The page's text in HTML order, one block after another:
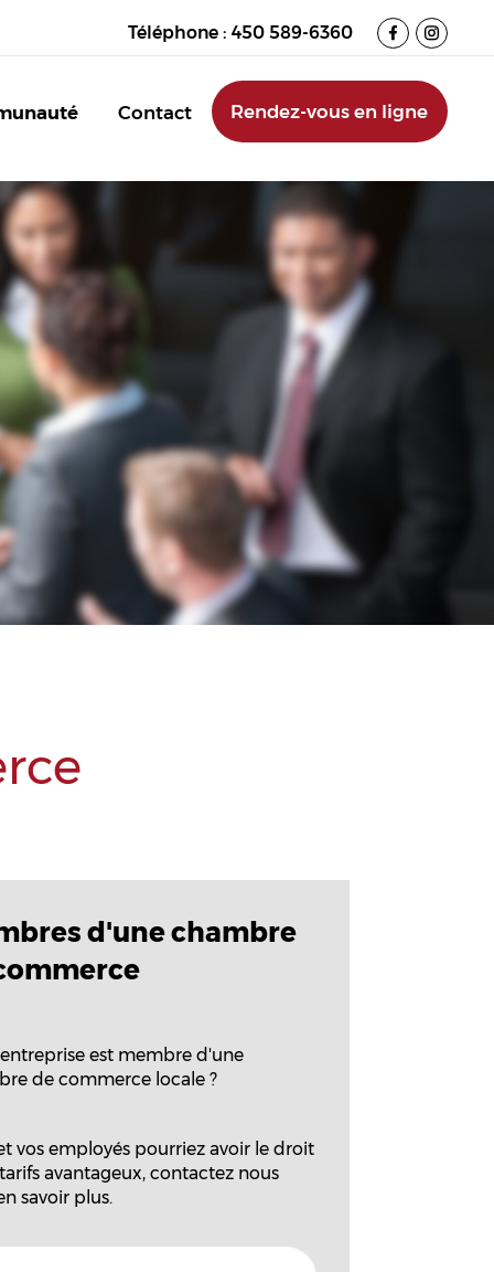
Téléphone :450 589-6360
Contact Rendez-vous en ligne
d'une chambre
est membre d'une
de commerce locale ?
vos employés pourriez avoir le droit
avantageux, contactez nous
savoir plus.